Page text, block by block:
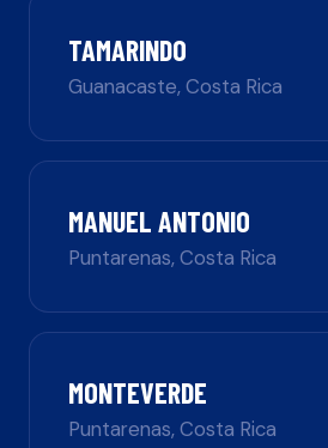
TAMARINDO
Guanacaste,Costa Rica
MANUEL ANTONIO
Puntarenas,Costa Rica
MONTEVERDE
Puntarenas,Costa Rica